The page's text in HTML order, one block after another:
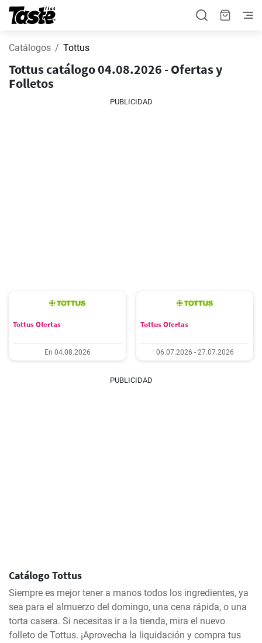
Catálogos Tottus
Tottus catálogo 04.08.2026 - Ofertas y
Folletos
PUBLICIDAD
Tottus Ofertas
En 04.08.2026
Tottus Ofertas
06.07.2026 - 27.07.2026
PUBLICIDAD
Catálogo Tottus
Siempre es mejor tener a manos todos los ingredientes, ya
sea para el almuerzo del domingo, una cena rápida, o una
torta casera. Si necesitas ir a la tienda, mira el nuevo
folleto de Tottus. ¡Aprovecha la liquidación y compra tus